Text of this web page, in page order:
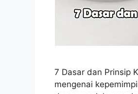
7 Dasar dan Prinsip
mengenai